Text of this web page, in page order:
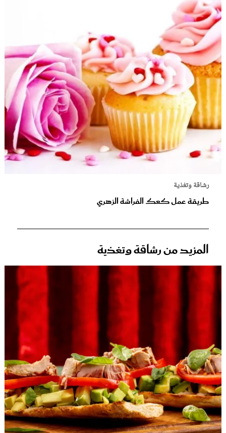
رشاقة وتغذية
طريقة عمل كعك الفراشة الزهري
المزيد من رشاقة وتغذية